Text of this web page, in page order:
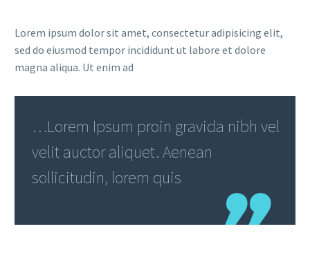
Lorem ipsum dolor sit amet, consectetur adipisicing elit,
sed do eiusmod tempor incididunt ut labore et dolore
magna aliqua. Ut enim ad
…Lorem Ipsum proin gravida nibh vel
velit auctor aliquet. Aenean
sollicitudin, lorem quis